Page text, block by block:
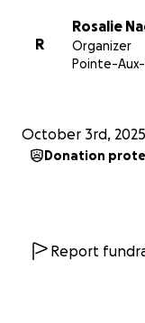
R
Rosalie
Organizer
Pointe-
October 3rd, 2025
Donation
Report